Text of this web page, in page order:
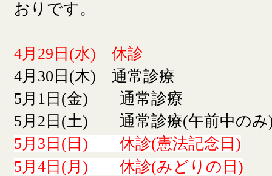
おりです。
4月29日(水) 休診
4月30日(木) 通常診療
5月1日(金) 通常診療
5月2日(土) 通常診療(午前中のみ
5月3日(日) 休診(憲法記念日)
5月4日(月) 休診(みどりの日)